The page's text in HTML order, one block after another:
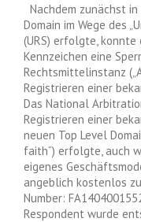
Nachdem zunächst
Domain im Wege des
(URS) erfolgte,
Kennzeichen eine
Rechtsmittelinstanz
Registrieren einer
Das National
Registrieren einer
neuen Top Level
faith“) erfolgte, auch
eigenes
angeblich kostenlos
Number:
Respondent wurde